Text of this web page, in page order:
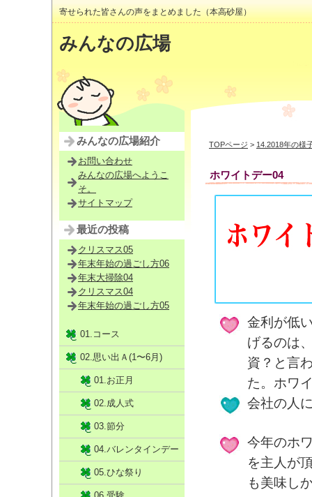
寄せられた皆さんの声をまとめました（本高砂屋）
みんなの広場
TOPページ > 14.2018年の様
ホワイトデー04
金利が低
げるのは
資？と言
た。ホワ
会社の人
今年のホ
を主人が
も美味し
みんなの広場紹介
お問い合わせ
みんなの広場へようこ
そ。
サイトマップ
最近の投稿
クリスマス05
年末年始の過ごし方06
年末大掃除04
クリスマス04
年末年始の過ごし方05
01.コース
02.思い出Ａ(1〜6月)
01.お正月
02.成人式
03.節分
04.バレンタインデー
05.ひな祭り
06.受験